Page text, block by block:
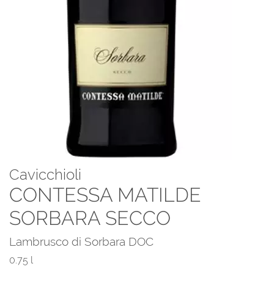
Cavicchioli
CONTESSA MATILDE
SORBARA SECCO
Lambrusco di Sorbara DOC
0.75 l